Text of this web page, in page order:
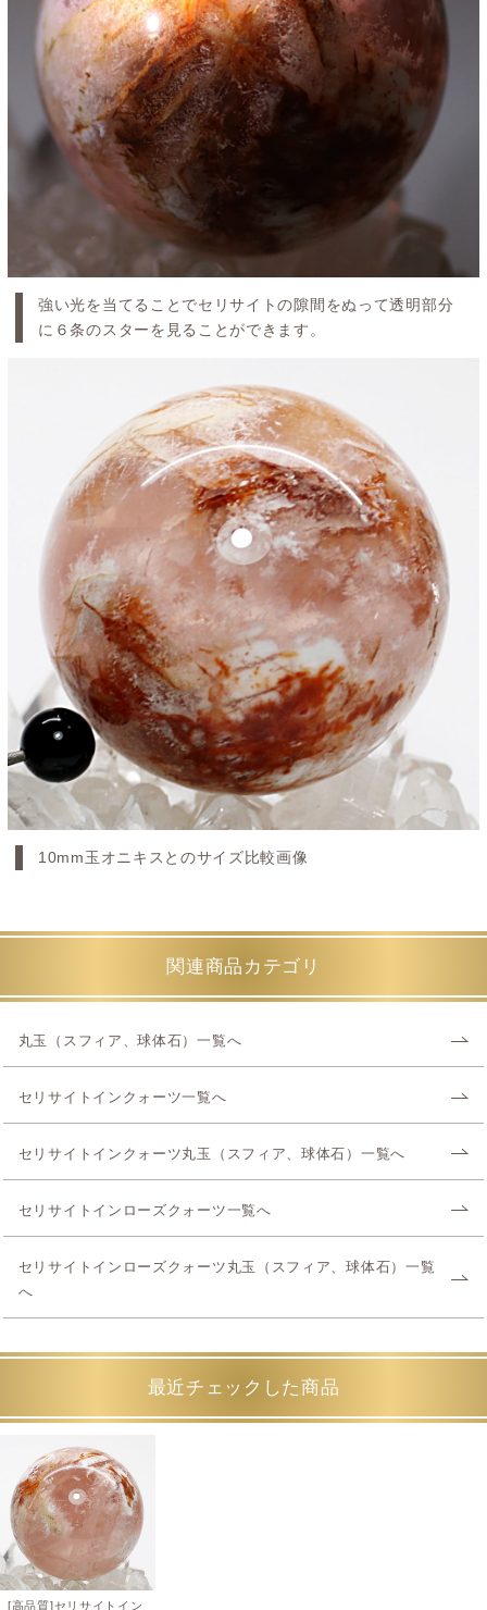
強い光を当てることでセリサイトの隙間をぬって透明部分
に６条のスターを見ることができます。
10mm玉オニキスとのサイズ比較画像
関連商品カテゴリ
丸玉（スフィア、球体石）一覧へ
セリサイトインクォーツ一覧へ
セリサイトインクォーツ丸玉（スフィア、球体石）一覧へ
セリサイトインローズクォーツ一覧へ
セリサイトインローズクォーツ丸玉（スフィア、球体石）一覧
へ
最近チェックした商品
[高品質]セリサイトイン